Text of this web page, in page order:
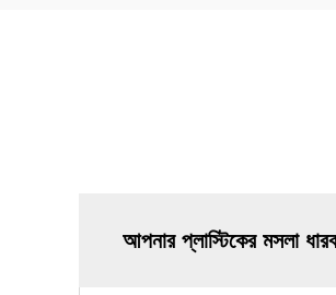
আপনার প্লাস্টিকের মসলা